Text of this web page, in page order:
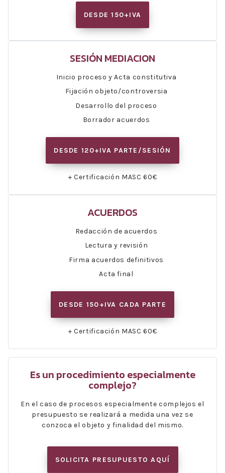
DESDE 150+IVA
SESIÓN MEDIACION
Inicio proceso y Acta constitutiva
Fijación objeto/controversia
Desarrollo del proceso
Borrador acuerdos
DESDE 120+IVA PARTE/SESIÓN
+ Certificación MASC 60€
ACUERDOS
Redacción de acuerdos
Lectura y revisión
Firma acuerdos definitivos
Acta final
DESDE 150+IVA CADA PARTE
+ Certificación MASC 60€
Es un procedimiento especialmente
complejo?
En el caso de procesos especialmente complejos el
presupuesto se realizará a medida una vez se
conzoca el objeto y finalidad del mismo.
SOLICITA PRESUPUESTO AQUÍ